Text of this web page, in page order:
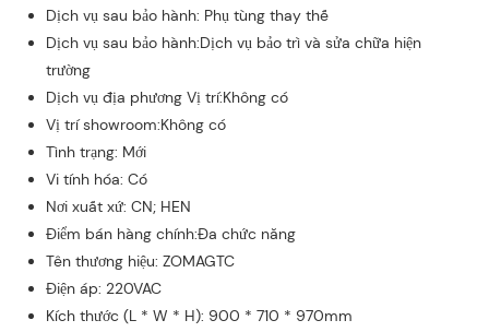
Dịch vụ sau bảo hành: Phụ tùng thay thế
Dịch vụ sau bảo hành:Dịch vụ bảo trì và sửa chữa hiện
trường
Dịch vụ địa phương Vị trí:Không có
Vị trí showroom:Không có
Tình trạng: Mới
Vi tính hóa: Có
Nơi xuất xứ: CN; HEN
Điểm bán hàng chính:Đa chức năng
Tên thương hiệu: ZOMAGTC
Điện áp: 220VAC
Kích thước (L * W * H): 900 * 710 * 970mm